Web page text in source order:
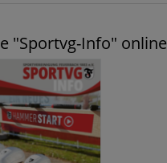
"Sportvg-Info" online